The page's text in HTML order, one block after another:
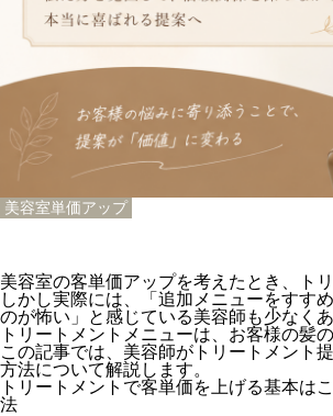
美容室単価アップ
美容室の客単価アップを考えたとき、ト
しかし実際には、「追加メニューをすす
のが怖い」と感じている美容師も少なくあ
トリートメントメニューは、お客様の髪
この記事では、美容師がトリートメント
方法について解説します。
トリートメントで客単価を上げる基本は
法